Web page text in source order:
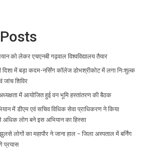
को लेकर एचएनबी गढ़वाल विश्वविद्यालय तैयार
दिशा में बड़ा कदम-नर्सिंग कॉलेज डोभश्रीकोट में लगा निःशुल्क
जांच शिविर
में आयोजित हुई वन भूमि हस्तांतरण की बैठक
में डीएम एवं सचिव विधिक सेवा प्राधिकरण ने किया
अधिक लोग बने इस अभियान का हिस्सा
लोगों का महापौर ने जाना हाल – जिला अस्पताल में बर्निंग
प्रयास